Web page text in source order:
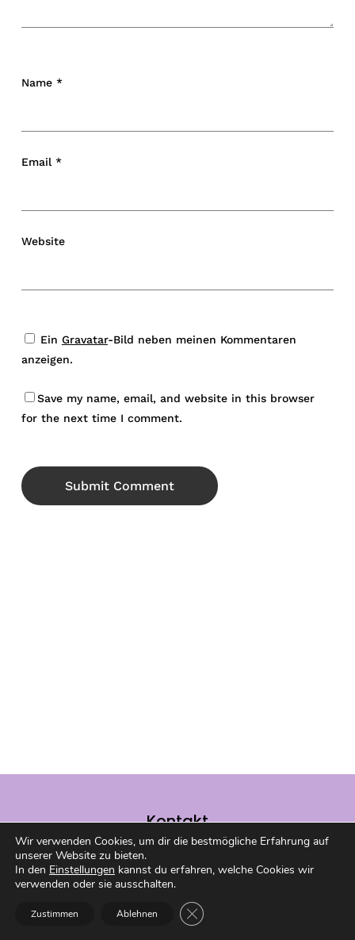
Name *
Email *
Website
Ein Gravatar-Bild neben meinen Kommentaren
anzeigen.
Save my name, email, and website in this browser
for the next time I comment.
Kontakt
Du hast eine Frage, willst Lob
loswerden oder möchtest mit mir
arbeiten? Melde dich gerne bei mir
über das Kontaktformular!
Wir verwenden Cookies, um dir die bestmögliche Erfahrung auf
unserer Website zu bieten.
In den Einstellungen kannst du erfahren, welche Cookies wir
verwenden oder sie ausschalten.
Zustimmen Ablehnen GDPR Cookie-Banner schließen